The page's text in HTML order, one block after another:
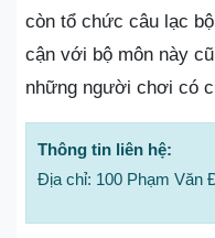
còn tổ chức câu lạc
cận với bộ môn này
những người chơi có
Thông tin liên hệ:
Địa chỉ: 100 Phạm Văn